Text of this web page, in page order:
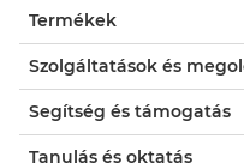
Termékek
Szolgáltatások és
Segítség és támogatás
Tanulás és oktatás